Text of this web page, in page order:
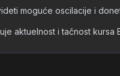
moguće oscilacije i
aktuelnost i tačnost kursa